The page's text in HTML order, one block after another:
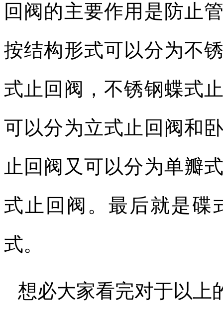
回阀的主要作用是防止
按结构形式可以分为不
式止回阀，不锈钢蝶式
可以分为立式止回阀和
止回阀又可以分为单瓣
式止回阀。最后就是碟
式。
想必大家看完对于以上